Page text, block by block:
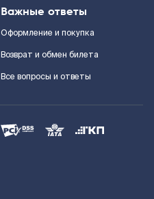
Важные ответы
Оформление и покупка
Возврат и обмен билета
Все вопросы и ответы